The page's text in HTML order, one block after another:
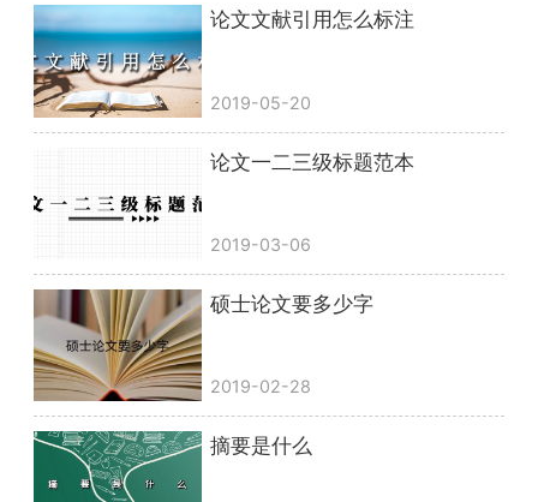
论文文献引用怎么标注
2019-05-20
论文一二三级标题范本
2019-03-06
硕士论文要多少字
2019-02-28
摘要是什么